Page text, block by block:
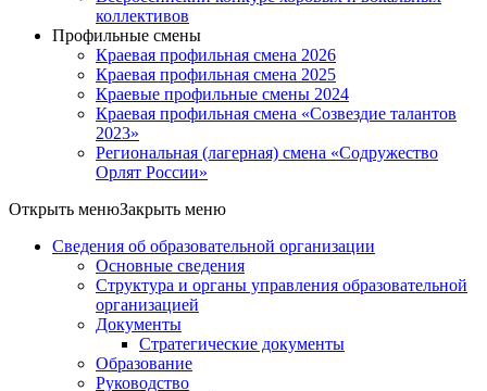
коллективов
Профильные смены
Краевая профильная смена 2026
Краевая профильная смена 2025
Краевые профильные смены 2024
Краевая профильная смена «Созвездие талантов
2023»
Региональная (лагерная) смена «Содружество
Орлят России»
Открыть менюЗакрыть меню
Сведения об образовательной организации
Основные сведения
Структура и органы управления образовательной
организацией
Документы
Стратегические документы
Образование
Руководство